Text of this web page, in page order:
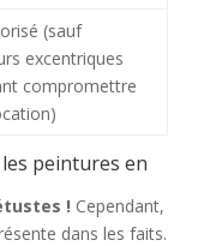
(sauf
excentriques
compromettre
peintures en
! Cependant,
dans les faits.